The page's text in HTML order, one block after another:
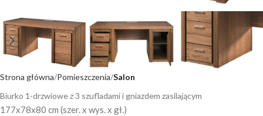
Strona główna Pomieszczenia Salon
177x78x80 cm (szer. x wys. x gł.)
Biurko 1-drzwiowe z 3 szufladami i gniazdem zasilającym